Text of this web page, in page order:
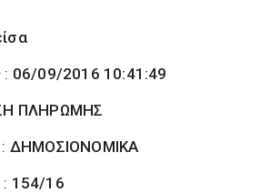
: 06/09/2016 10:41:49
ΠΛΗΡΩΜΗΣ
ΔΗΜΟΣΙΟΝΟΜΙΚΑ
154/16